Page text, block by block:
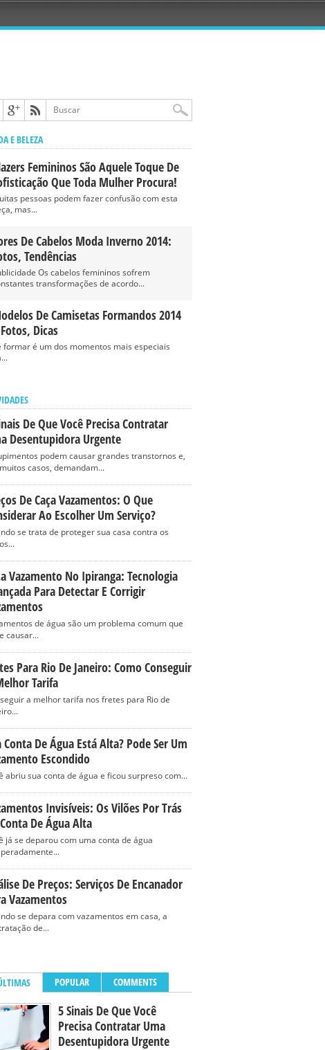
E BELEZA
Femininos São Aquele Toque De
Que Toda Mulher Procura!
pessoas podem fazer confusão com esta
mas...
De Cabelos Moda Inverno 2014:
Tendências
Os cabelos femininos sofrem
transformações de acordo...
De Camisetas Formandos 2014
Dicas
formar é um dos momentos mais especiais
De Que Você Precisa Contratar
Desentupidora Urgente
podem causar grandes transtornos e,
casos, demandam...
De Caça Vazamentos: O Que
Ao Escolher Um Serviço?
se trata de proteger sua casa contra os
Vazamento No Ipiranga: Tecnologia
Para Detectar E Corrigir
de água são um problema comum que
causar...
Para Rio De Janeiro: Como Conseguir
Tarifa
a melhor tarifa nos fretes para Rio de
Conta De Água Está Alta? Pode Ser Um
Escondido
abriu sua conta de água e ficou surpreso com...
Invisíveis: Os Vilões Por Trás
De Água Alta
já se deparou com uma conta de água
De Preços: Serviços De Encanador
Vazamentos
se depara com vazamentos em casa, a
de...
POPULAR COMMENTS
5 Sinais De Que Você
Precisa Contratar Uma
Desentupidora Urgente